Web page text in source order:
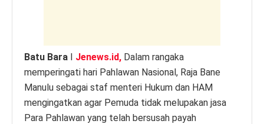
Batu Bara I Jenews.id, Dalam rangaka
memperingati hari Pahlawan Nasional, Raja Bane
Manulu sebagai staf menteri Hukum dan HAM
mengingatkan agar Pemuda tidak melupakan jasa
Para Pahlawan yang telah bersusah payah